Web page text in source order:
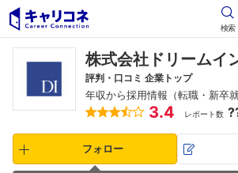
検索
株式会社ドリームイ
評判・口コミ 企業トップ
年収から採用情報（転職・新卒
3.4 レポート数
フォロー